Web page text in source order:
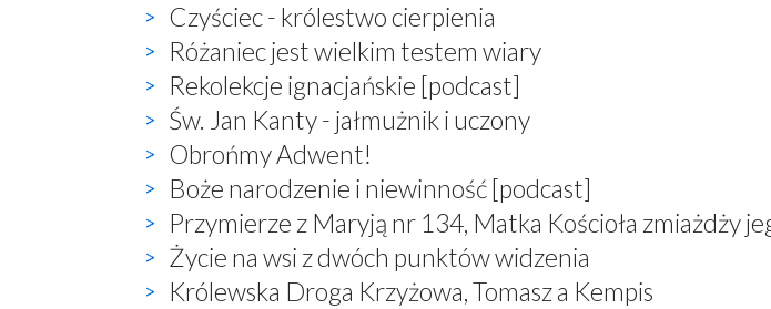
Czyściec - królestwo cierpienia
Różaniec jest wielkim testem wiary
Rekolekcje ignacjańskie [podcast]
Św. Jan Kanty - jałmużnik i uczony
Obrońmy Adwent!
Boże narodzenie i niewinność [podcast]
Przymierze z Maryją nr 134, Matka Kościoła zmiażdży
Życie na wsi z dwóch punktów widzenia
Królewska Droga Krzyżowa, Tomasz a Kempis